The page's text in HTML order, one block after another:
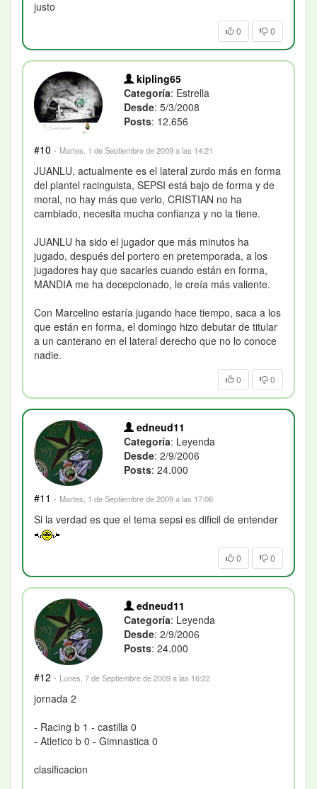
justo
0 0
kipling65
Categoría: Estrella
Desde: 5/3/2008
Posts: 12.656
#10 · Martes, 1 de Septiembre de 2009 a las 14:21
JUANLU, actualmente es el lateral zurdo más en forma
del plantel racinguista, SEPSI está bajo de forma y de
moral, no hay más que verlo, CRISTIAN no ha
cambiado, necesita mucha confianza y no la tiene.
JUANLU ha sido el jugador que más minutos ha
jugado, después del portero en pretemporada, a los
jugadores hay que sacarles cuando están en forma,
MANDIA me ha decepcionado, le creía más valiente.
Con Marcelino estaría jugando hace tiempo, saca a los
que están en forma, el domingo hizo debutar de titular
a un canterano en el lateral derecho que no lo conoce
nadie.
0 0
edneud11
Categoría: Leyenda
Desde: 2/9/2006
Posts: 24.000
#11 · Martes, 1 de Septiembre de 2009 a las 17:06
Si la verdad es que el tema sepsi es dificil de entender
0 0
edneud11
Categoría: Leyenda
Desde: 2/9/2006
Posts: 24.000
#12 · Lunes, 7 de Septiembre de 2009 a las 16:22
jornada 2
- Racing b 1 - castilla 0
- Atletico b 0 - Gimnastica 0
clasificacion